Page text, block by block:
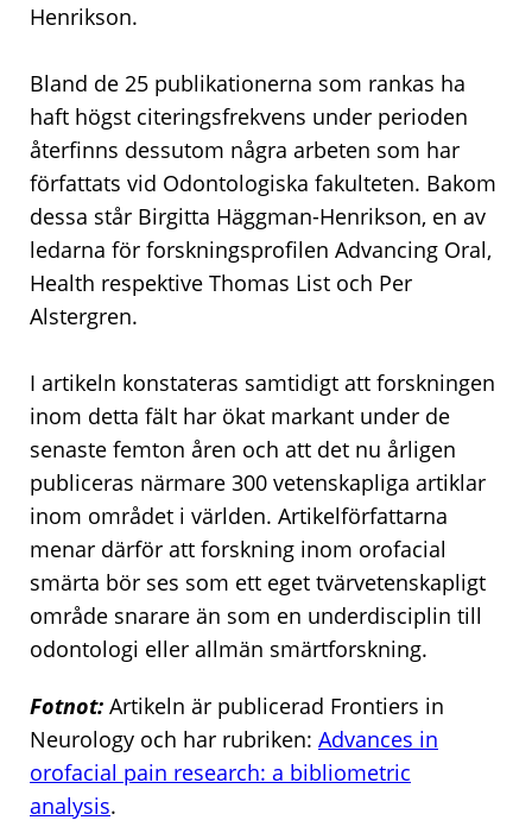
Henrikson.
Bland de 25 publikationerna som rankas ha
haft högst citeringsfrekvens under perioden
återfinns dessutom några arbeten som har
författats vid Odontologiska fakulteten. Bakom
dessa står Birgitta Häggman-Henrikson, en av
ledarna för forskningsprofilen Advancing Oral,
Health respektive Thomas List och Per
Alstergren.
I artikeln konstateras samtidigt att forskningen
inom detta fält har ökat markant under de
senaste femton åren och att det nu årligen
publiceras närmare 300 vetenskapliga artiklar
inom området i världen. Artikelförfattarna
menar därför att forskning inom orofacial
smärta bör ses som ett eget tvärvetenskapligt
område snarare än som en underdisciplin till
odontologi eller allmän smärtforskning.
Fotnot: Artikeln är publicerad Frontiers in
Neurology och har rubriken: Advances in
orofacial pain research: a bibliometric
analysis.